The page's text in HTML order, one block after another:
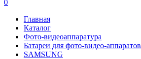
0
Главная
Каталог
Фото-видеоаппаратура
Батареи для фото-видео-аппаратов
SAMSUNG